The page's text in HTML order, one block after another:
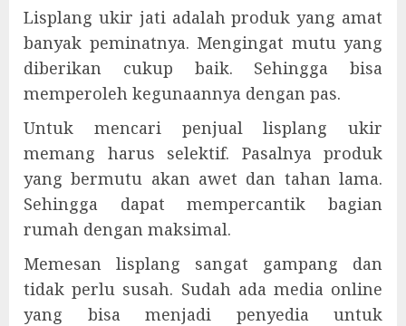
Lisplang ukir jati adalah produk yang amat
banyak peminatnya. Mengingat mutu yang
diberikan cukup baik. Sehingga bisa
memperoleh kegunaannya dengan pas.
Untuk mencari penjual lisplang ukir
memang harus selektif. Pasalnya produk
yang bermutu akan awet dan tahan lama.
Sehingga dapat mempercantik bagian
rumah dengan maksimal.
Memesan lisplang sangat gampang dan
tidak perlu susah. Sudah ada media online
yang bisa menjadi penyedia untuk